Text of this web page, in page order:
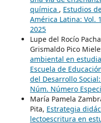
química , Estudios
América Latina: Vol.
2025
Lupe del Rocío
Grismaldo Pico
ambiental en
Escuela de
del Desarrollo
Núm. Número
María Pamela
Pita, Estrategia
lectoescritura en